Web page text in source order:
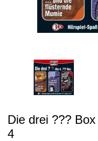
Die drei ???
4